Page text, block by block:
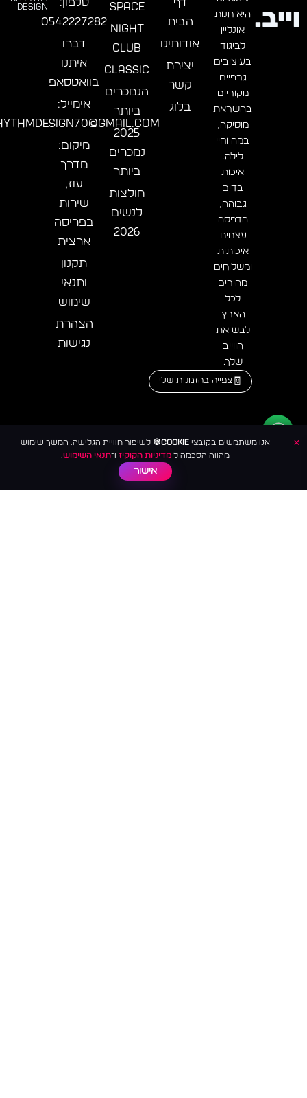
וייב. היא חנות
אונליין
לביגוד
בעיצובים
גרפיים
מקוריים
בהשראת
מוסיקה,
במה וחיי
לילה.
איכות
בדים
גבוהה,
הדפסה
עצמית
איכותית
ומשלוחים
מהירים
לכל
הארץ.
לבש את
הווייב
שלך.
צפייה בהזמנות שלי
דף
הבית
אודותינו
יצירת
קשר
בלוג
SPACE
NIGHT
CLUB
CLASSIC
הנמכרים
ביותר
2025
נמכרים
ביותר
חולצות
לנשים
2026
טלפון:
0542227282
דברו
איתנו
בוואטסאפ
אימייל:
מיקום:
מדרך
עוז,
שירות
בפריסה
ארצית
תקנון
ותנאי
שימוש
הצהרת
נגישות
Design
× אנו משתמשים בקובציCookie🍪
לשיפור חוויית הגלישה. המשך שימוש
מהווה הסכמה למדיניות הקוקיז ו־תנאי השימוש
אישור